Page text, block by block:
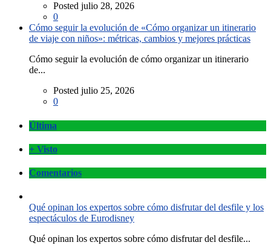
Posted julio 28, 2026
0
Cómo seguir la evolución de «Cómo organizar un itinerario
de viaje con niños»: métricas, cambios y mejores prácticas
Cómo seguir la evolución de cómo organizar un itinerario
de...
Posted julio 25, 2026
0
Última
+ Visto
Comentarios
Qué opinan los expertos sobre cómo disfrutar del desfile y los
espectáculos de Eurodisney
Qué opinan los expertos sobre cómo disfrutar del desfile...